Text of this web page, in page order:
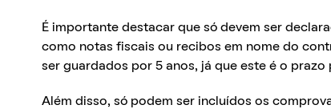
É importante destacar que só devem ser
como notas fiscais ou recibos em nome do
ser guardados por 5 anos, já que este é o
Além disso, só podem ser incluídos os